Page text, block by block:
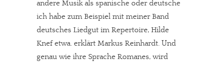
andere Musik als spanische oder deutsche 
ich habe zum Beispiel mit meiner Band
deutsches Liedgut im Repertoire, Hilde
Knef etwa. erklärt Markus Reinhardt. Und
genau wie ihre Sprache Romanes, wird